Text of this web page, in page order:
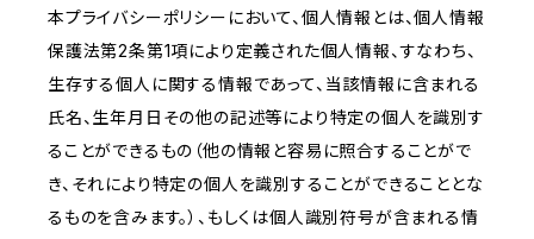
本プライバシーポリシーにおいて、個人情報とは、個人情報
保護法第2条第1項により定義された個人情報、すなわち、
生存する個人に関する情報であって、当該情報に含まれる
氏名、生年月日その他の記述等により特定の個人を識別す
ることができるもの（他の情報と容易に照合することがで
き、それにより特定の個人を識別することができることとな
るものを含みます。）、もしくは個人識別符号が含まれる情